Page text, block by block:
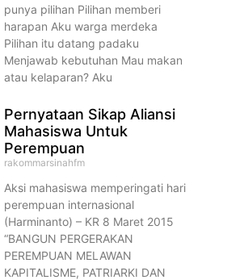
punya pilihan Pilihan memberi
harapan Aku warga merdeka
Pilihan itu datang padaku
Menjawab kebutuhan Mau makan
atau kelaparan? Aku
Pernyataan Sikap Aliansi
Mahasiswa Untuk
Perempuan
rakommarsinahfm
Aksi mahasiswa memperingati hari
perempuan internasional
(Harminanto) – KR 8 Maret 2015
“BANGUN PERGERAKAN
PEREMPUAN MELAWAN
KAPITALISME, PATRIARKI DAN